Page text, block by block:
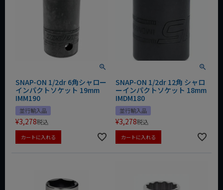
SNAP-ON 1/2dr 6角シャロー
インパクトソケット 19mm
IMM190
並行輸入品
¥3,278税込
カートに入れる
SNAP-ON 1/2dr 12角 シャロ
ーインパクトソケット 18mm
IMDM180
並行輸入品
¥3,278税込
カートに入れる